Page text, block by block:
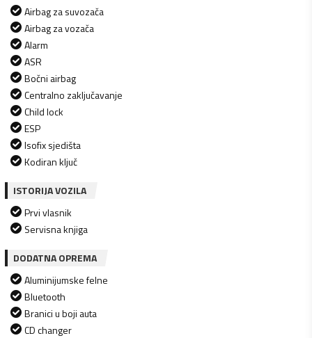
Airbag za suvozača
Airbag za vozača
Alarm
ASR
Bočni airbag
Centralno zaključavanje
Child lock
ESP
Isofix sjedišta
Kodiran ključ
ISTORIJA VOZILA
Prvi vlasnik
Servisna knjiga
DODATNA OPREMA
Aluminijumske felne
Bluetooth
Branici u boji auta
CD changer